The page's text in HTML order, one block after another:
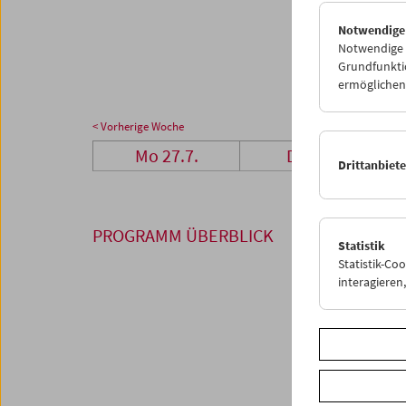
03
< Vorherige Woche
Mo 27.7. Di 28.7.
PROGRAMM ÜBERBLICK
Notwendige
Statistik
Statistik-